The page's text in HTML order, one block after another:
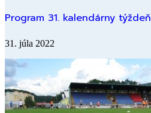
Program 31. kalendárny týždeň
31. júla 2022